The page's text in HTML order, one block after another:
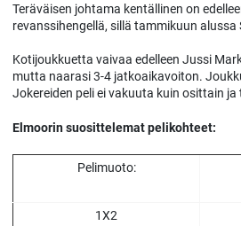
Teräväisen johtama kentällinen on
revanssihengellä, sillä tammikuun
Kotijoukkuetta vaivaa edelleen Jussi
mutta naarasi 3-4 jatkoaikavoiton.
Jokereiden peli ei vakuuta kuin osittain
Elmoorin suosittelemat pelikohteet:
Pelimuoto:
1X2